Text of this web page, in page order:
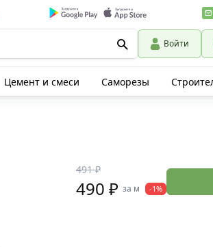
Войти
Цемент и смеси Саморезы
491 ₽
490 ₽ за м -1%